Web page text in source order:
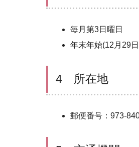
毎月第3日曜日
年末年始(12月29
4 所在地
郵便番号：973-